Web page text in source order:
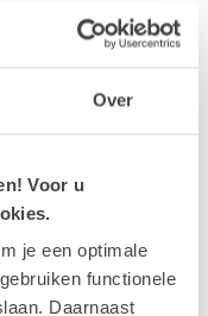
Over
Voor u
je een optimale
functionele
Daarnaast
dimensie, zit met
maakt deze
houden van verfijning
met
gevulde bonbonsen